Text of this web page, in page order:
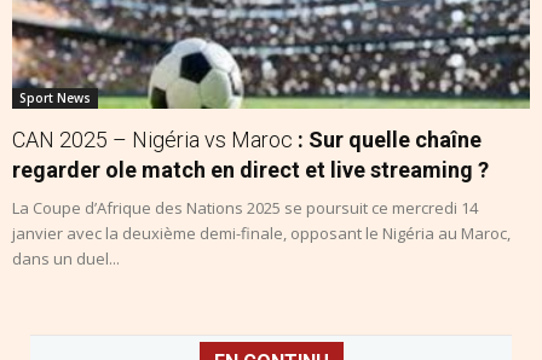
Sport News
CAN 2025 – Nigéria vs Maroc : Sur quelle chaîne
regarder ole match en direct et live streaming ?
La Coupe d’Afrique des Nations 2025 se poursuit ce mercredi 14
janvier avec la deuxième demi-finale, opposant le Nigéria au Maroc,
dans un duel...